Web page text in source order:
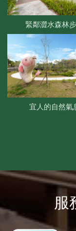
緊鄰澀水森林
宜人的自然氣
服